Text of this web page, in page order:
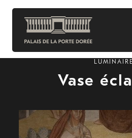
Aller
contenu
principal
LUMINAIRE
Vase